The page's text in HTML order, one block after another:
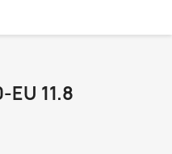
EU 11.8